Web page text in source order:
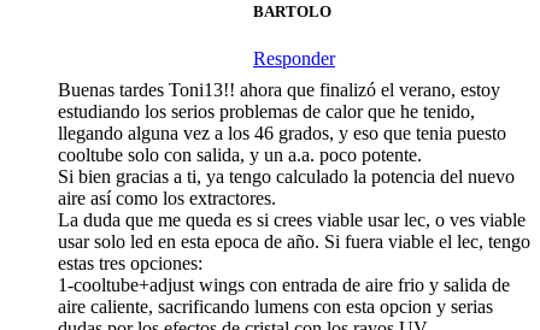
BARTOLO
Responder
Buenas tardes Toni13!! ahora que finalizó el verano, estoy
estudiando los serios problemas de calor que he tenido,
llegando alguna vez a los 46 grados, y eso que tenia puesto
cooltube solo con salida, y un a.a. poco potente.
Si bien gracias a ti, ya tengo calculado la potencia del nuevo
aire así como los extractores.
La duda que me queda es si crees viable usar lec, o ves viable
usar solo led en esta epoca de año. Si fuera viable el lec, tengo
estas tres opciones:
1-cooltube+adjust wings con entrada de aire frio y salida de
aire caliente, sacrificando lumens con esta opcion y serias